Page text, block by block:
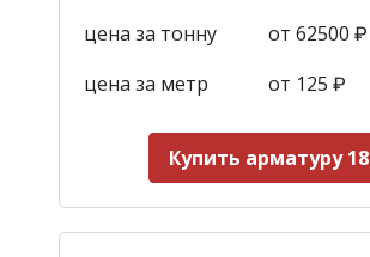
цена за тонну
от 62500 ₽
цена за метр
от 125 ₽
Купить арматуру 18